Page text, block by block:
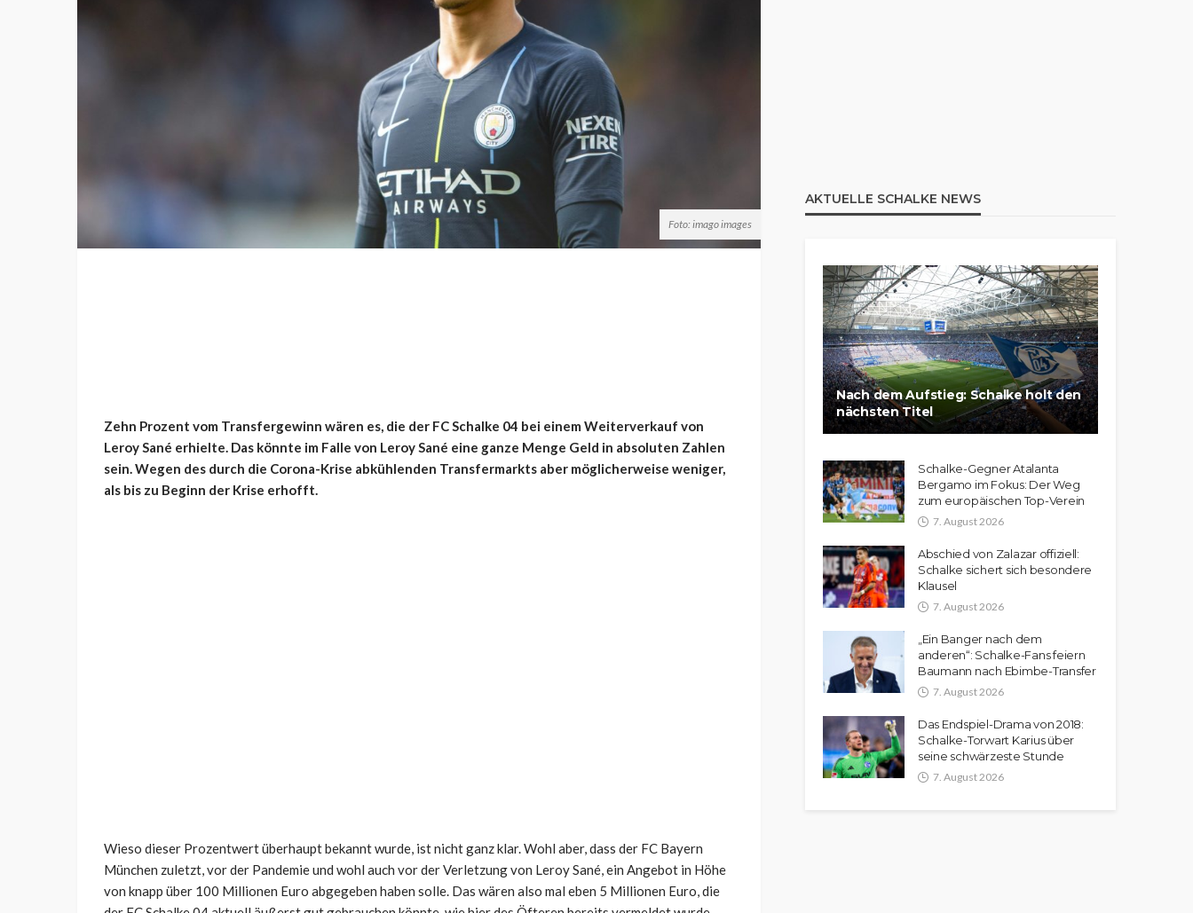
Foto: imago images
Zehn Prozent vom Transfergewinn wären es, die der FC Schalke 04 bei einem Weiterverkauf von
Leroy Sané erhielte. Das könnte im Falle von Leroy Sané eine ganze Menge Geld in absoluten Zahlen
sein. Wegen des durch die Corona-Krise abkühlenden Transfermarkts aber möglicherweise weniger,
als bis zu Beginn der Krise erhofft.
Wieso dieser Prozentwert überhaupt bekannt wurde, ist nicht ganz klar. Wohl aber, dass der FC Bayern
München zuletzt, vor der Pandemie und wohl auch vor der Verletzung von Leroy Sané, ein Angebot in Höhe
von knapp über 100 Millionen Euro abgegeben haben solle. Das wären also mal eben 5 Millionen Euro, die
AKTUELLE SCHALKE NEWS
Nach dem Aufstieg: Schalke holt den
nächsten Titel
Schalke-Gegner Atalanta
Bergamo im Fokus: Der Weg
zum europäischen Top-Verein
7. August 2026
Abschied von Zalazar offiziell:
Schalke sichert sich besondere
Klausel
7. August 2026
„Ein Banger nach dem
anderen“: Schalke-Fans feiern
Baumann nach Ebimbe-Transfer
7. August 2026
Das Endspiel-Drama von 2018:
Schalke-Torwart Karius über
seine schwärzeste Stunde
7. August 2026